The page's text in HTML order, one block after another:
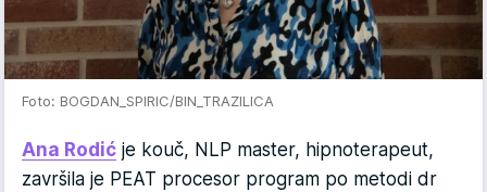
Foto: BOGDAN_SPIRIC/BIN_TRAZILICA
Ana Rodić je kouč, NLP master, hipnoterapeut,
završila je PEAT procesor program po metodi dr